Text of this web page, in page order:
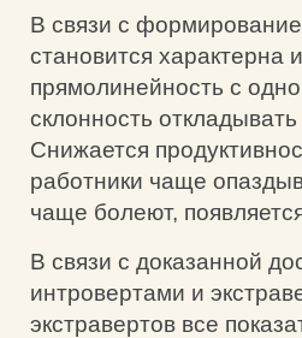
В связи с
становится характерна
прямолинейность с
склонность
Снижается
работники чаще
чаще болеют,
В связи с доказанной
интровертами и
экстравертов все